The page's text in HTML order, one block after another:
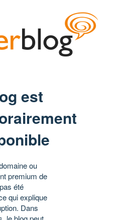
est
ou
premium de
été
qui explique
Dans